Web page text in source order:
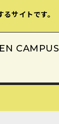
サイトです。
CAMPUS